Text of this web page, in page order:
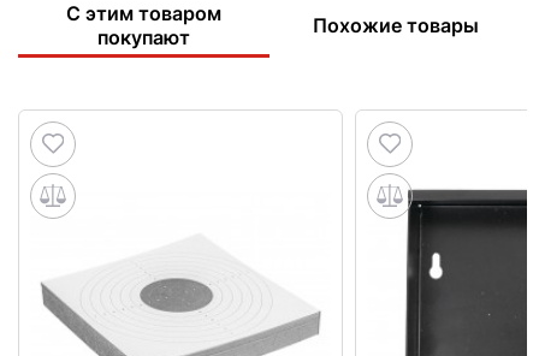
С этим товаром
покупают
Похожие товары